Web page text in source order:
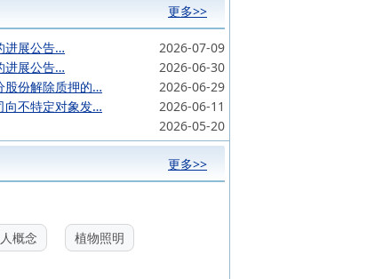
更多>>
进展公告…
2026-07-09
进展公告…
2026-06-30
股份解除质押的…
2026-06-29
向不特定对象发…
2026-06-11
2026-05-20
更多>>
概念 植物照明